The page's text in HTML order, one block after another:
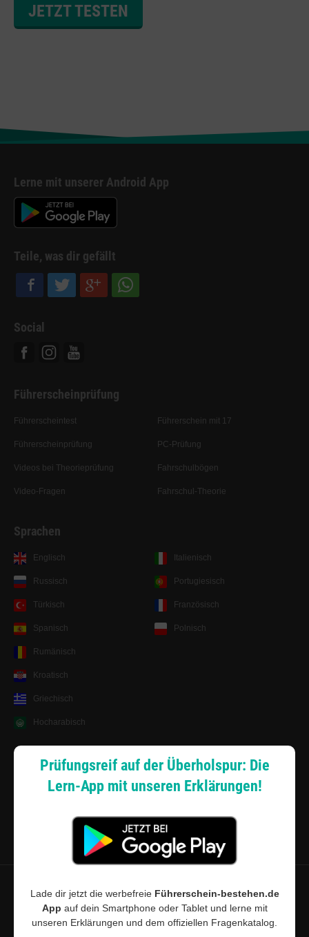
JETZT TESTEN
Prüfungsreif auf der Überholspur: Die
Lern-App mit unseren Erklärungen!
Lade dir jetzt die werbefreie Führerschein-bestehen.de
App auf dein Smartphone oder Tablet und lerne mit
unseren Erklärungen und dem offiziellen Fragenkatalog.
Lerne mit unserer Android App
Teile, was dir gefällt
Social
Führerscheinprüfung
Führerscheintest
Führerscheinprüfung
Videos bei Theorieprüfung
Video-Fragen
Führerschein mit 17
PC-Prüfung
Fahrschulbögen
Fahrschul-Theorie
Sprachen
Englisch
Russisch
Türkisch
Spanisch
Italienisch
Portugiesisch
Französisch
Polnisch
Rumänisch
Kroatisch
Griechisch
Hocharabisch
Lernsystem
Android App
· Impressum · Cookie-Einstellungen